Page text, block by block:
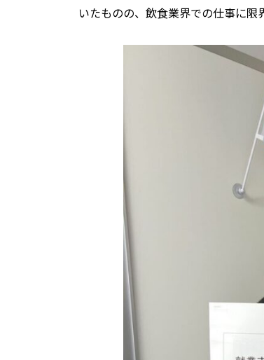
いたものの、飲食業界での仕事に限